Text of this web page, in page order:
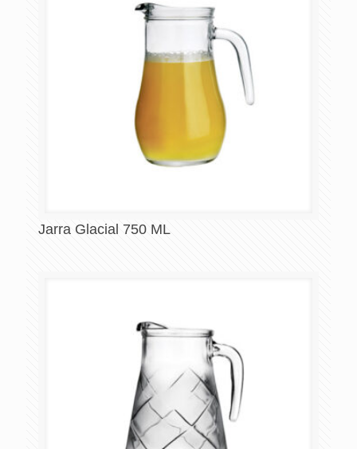
Jarra Glacial 750 ML